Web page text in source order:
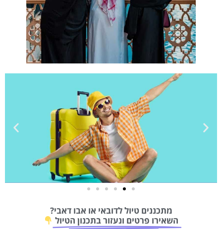
מציאת
מתכננים טיול לדובאי או אבו דאבי?
השאירו פרטים ונעזור בתכנון הטיול